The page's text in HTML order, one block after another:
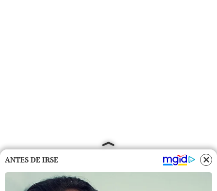
ANTES DE IRSE